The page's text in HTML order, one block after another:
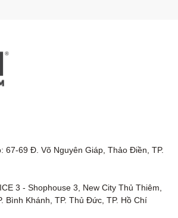
67-69 Đ. Võ Nguyên Giáp, Thảo Điền, TP.
3 - Shophouse 3, New City Thủ Thiêm,
Bình Khánh, TP. Thủ Đức, TP. Hồ Chí